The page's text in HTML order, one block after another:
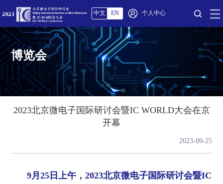
中文 EN 个人中心
博览会
2023北京微电子国际研讨会暨IC WORLD大会在京
开幕
2023-09-25
9月25日上午，2023北京微电子国际研讨会暨IC